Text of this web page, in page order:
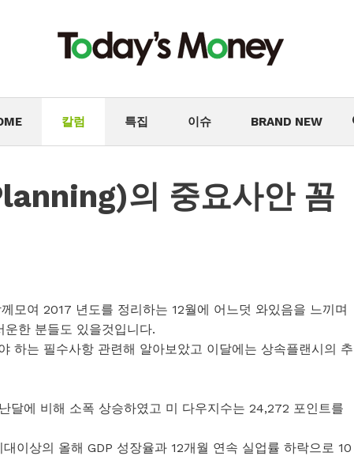
칼럼 특집 이슈 BRAND NEW
의 중요사안 꼼
모여 2017 년도를 정리하는 12월에 어느덧 와있음을 느끼며
한 분들도 있을것입니다.
하는 필수사항 관련해 알아보았고 이달에는 상속플랜시의 추
달에 비해 소폭 상승하였고 미 다우지수는 24,272 포인트를
이상의 올해 GDP 성장율과 12개월 연속 실업률 하락으로 10